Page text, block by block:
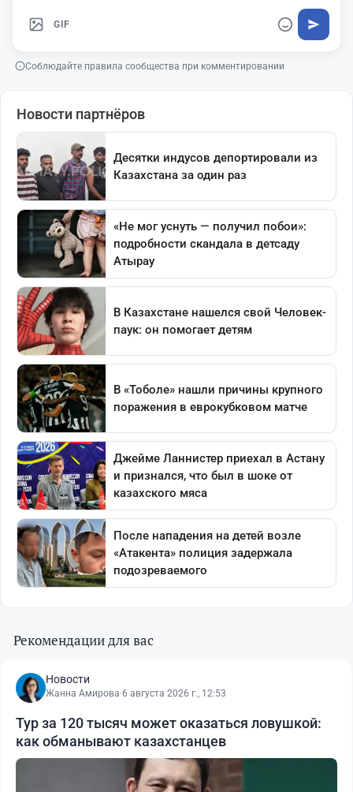
GIF
Соблюдайте правила сообщества при комментировании
Рекомендации для вас
Новости
Жанна Амирова·6 августа 2026 г., 12:53
Тур за 120 тысяч может оказаться ловушкой:
как обманывают казахстанцев